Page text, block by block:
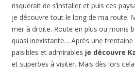
risquerait de s’installer et puis ces
je découvre tout le long de ma route.
mer à droite. Route en plus ou moins
quasi inexistante… Après une
paisibles et admirables je découvre
et superbes à visiter. Mais dès lors